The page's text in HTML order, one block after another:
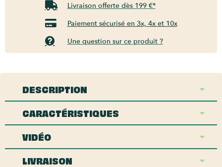
Livraison offerte dès 199 €*
Paiement sécurisé en 3x, 4x et 10x
Une question sur ce produit ?
DESCRIPTION
CARACTÉRISTIQUES
VIDÉO
LIVRAISON